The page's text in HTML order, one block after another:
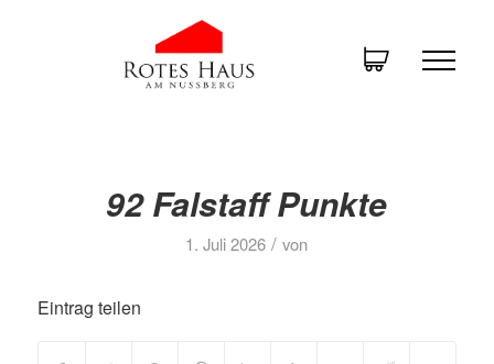
92 Falstaff Punkte
1. Juli 2026 / von
Eintrag teilen